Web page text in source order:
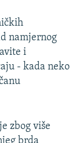
namjernog
i
- kada neko
zbog više
brda